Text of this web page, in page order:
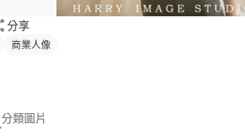
分享
商業人像
分類圖片